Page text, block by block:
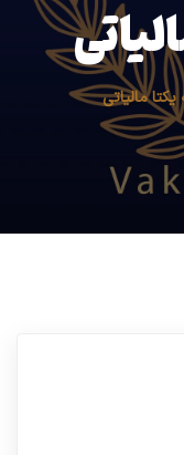
مالیاتی